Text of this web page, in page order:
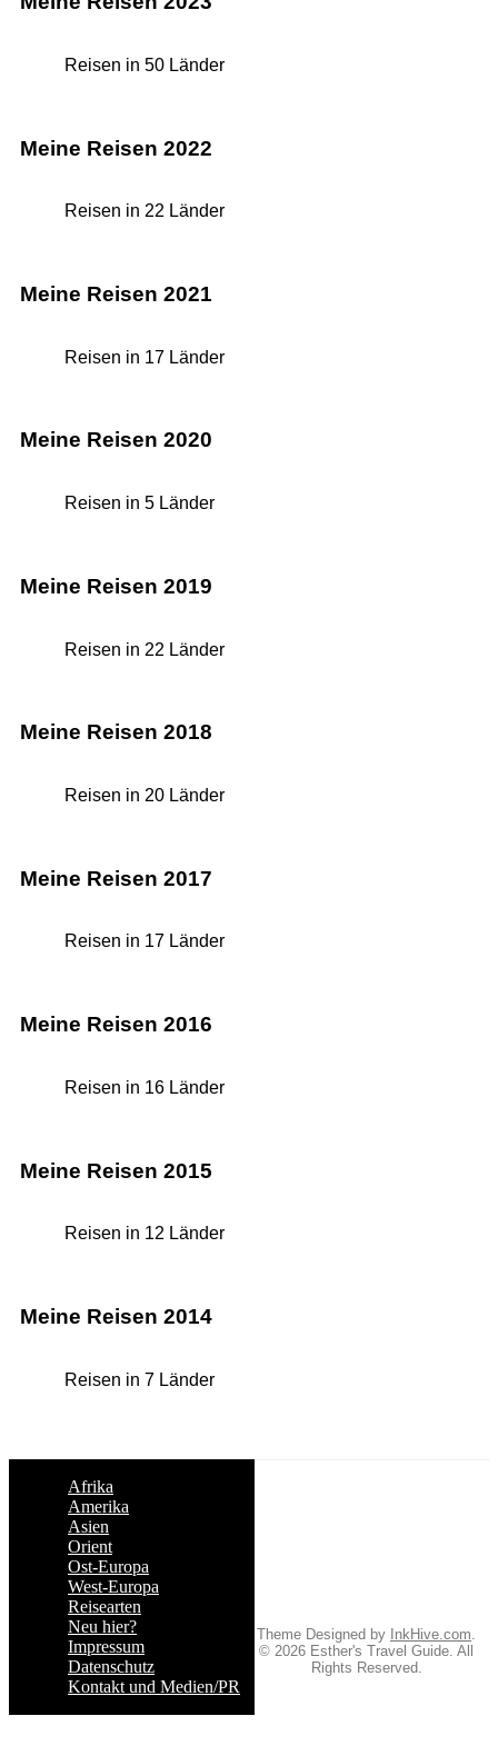
Reisen in 50 Länder
Meine Reisen 2022
Reisen in 22 Länder
Meine Reisen 2021
Reisen in 17 Länder
Meine Reisen 2020
Reisen in 5 Länder
Meine Reisen 2019
Reisen in 22 Länder
Meine Reisen 2018
Reisen in 20 Länder
Meine Reisen 2017
Reisen in 17 Länder
Meine Reisen 2016
Reisen in 16 Länder
Meine Reisen 2015
Reisen in 12 Länder
Meine Reisen 2014
Reisen in 7 Länder
Afrika
Amerika
Asien
Orient
Ost-Europa
West-Europa
Reisearten
Neu hier?
Impressum
Datenschutz
Kontakt und Medien/PR
Theme Designed by InkHive.com
© 2026 Esther's Travel Guide. All
Rights Reserved.